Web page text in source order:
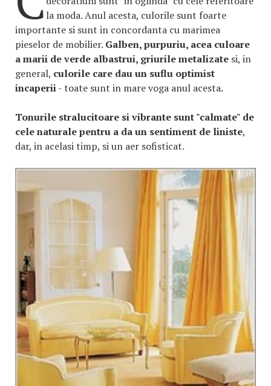
la moda. Anul acesta, culorile sunt foarte
importante si sunt in concordanta cu marimea
pieselor de mobilier. Galben, purpuriu, acea culoare
a marii de verde albastrui, griurile metalizate si, in
general, culorile care dau un suflu optimist
incaperii- toate sunt in mare voga anul acesta.
Tonurile stralucitoare si vibrante sunt "calmate" de
cele naturale pentru a da un sentiment de liniste,
dar, in acelasi timp, si un aer sofisticat.